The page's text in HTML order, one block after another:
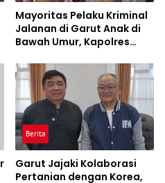
Mayoritas Pelaku Kriminal
Jalanan di Garut Anak di
Bawah Umur, Kapolres
“Police Go to School”
Berita
Garut Jajaki Kolaborasi
Pertanian dengan Korea,